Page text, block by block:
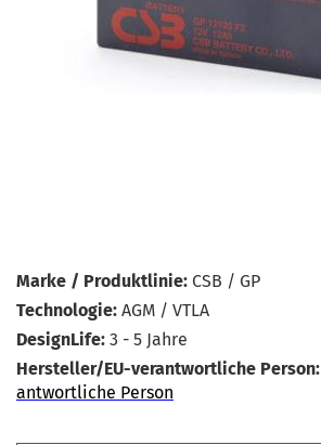
Marke / Produktlinie: CSB / GP
Technologie: AGM / VTLA
DesignLife: 3 - 5 Jahre
Hersteller/EU-verantwortliche Person:
antwortliche Person